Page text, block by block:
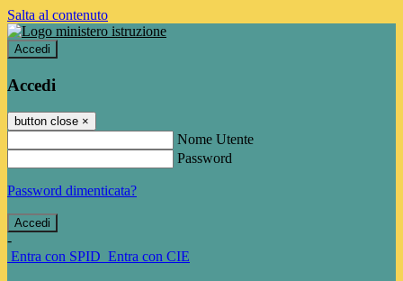
Salta al contenuto
Accedi
Accedi
button close ×
Nome Utente
Password
Password dimenticata?
-
Entra con SPID Entra con CIE